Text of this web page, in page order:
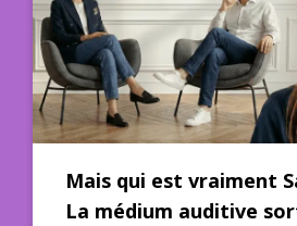
Mais qui est vraiment
La médium auditive